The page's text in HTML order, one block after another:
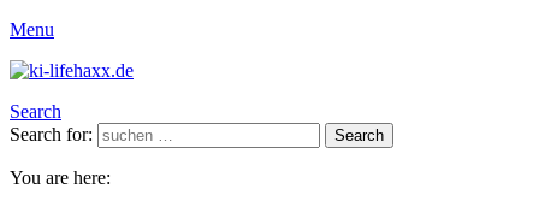
Menu
Search
Search for:
Search
You are here: